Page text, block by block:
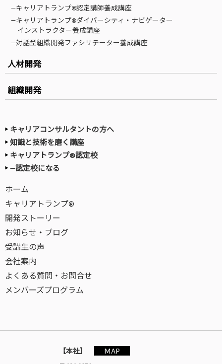
—キャリアトランプ®認定講師養成講座
—キャリアトランプ®ダイバーシティ・ナビゲーター
インストラクター養成講座
—対話型組織開発ファシリテーター養成講座
人材開発
組織開発
キャリアコンサルタントの方へ
知識と技術を磨く講座
キャリアトランプ®認定校
—認定校になる
ホーム
キャリアトランプ®
開発ストーリー
お知らせ・ブログ
受講生の声
会社案内
よくある質問・お問合せ
メンバーズプログラム
【本社】
MAP